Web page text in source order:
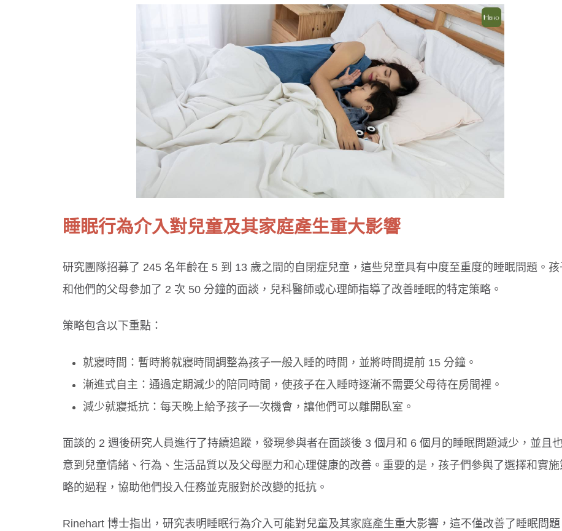
睡眠行為介入對兒童及其家庭產生重大影響
研究團隊招募了 245 名年齡在 5 到 13 歲之間的自閉症兒童，這些兒童具有中度至重度的睡眠問題。孩
和他們的父母參加了 2 次 50 分鐘的面談，兒科醫師或心理師指導了改善睡眠的特定策略。
策略包含以下重點：
就寢時間：暫時將就寢時間調整為孩子一般入睡的時間，並將時間提前 15 分鐘。
漸進式自主：通過定期減少的陪同時間，使孩子在入睡時逐漸不需要父母待在房間裡。
減少就寢抵抗：每天晚上給予孩子一次機會，讓他們可以離開臥室。
面談的 2 週後研究人員進行了持續追蹤，發現參與者在面談後 3 個月和 6 個月的睡眠問題減少，並且
意到兒童情緒、行為、生活品質以及父母壓力和心理健康的改善。重要的是，孩子們參與了選擇和實施
略的過程，協助他們投入任務並克服對於改變的抵抗。
Rinehart 博士指出，研究表明睡眠行為介入可能對兒童及其家庭產生重大影響，這不僅改善了睡眠問題
孕期重在安胎非大補
要留意